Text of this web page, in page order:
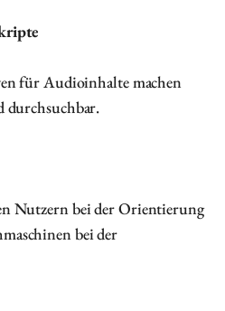
für Audioinhalte machen
durchsuchbar.
Nutzern bei der Orientierung
bei der